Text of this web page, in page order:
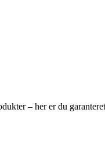
– her er du